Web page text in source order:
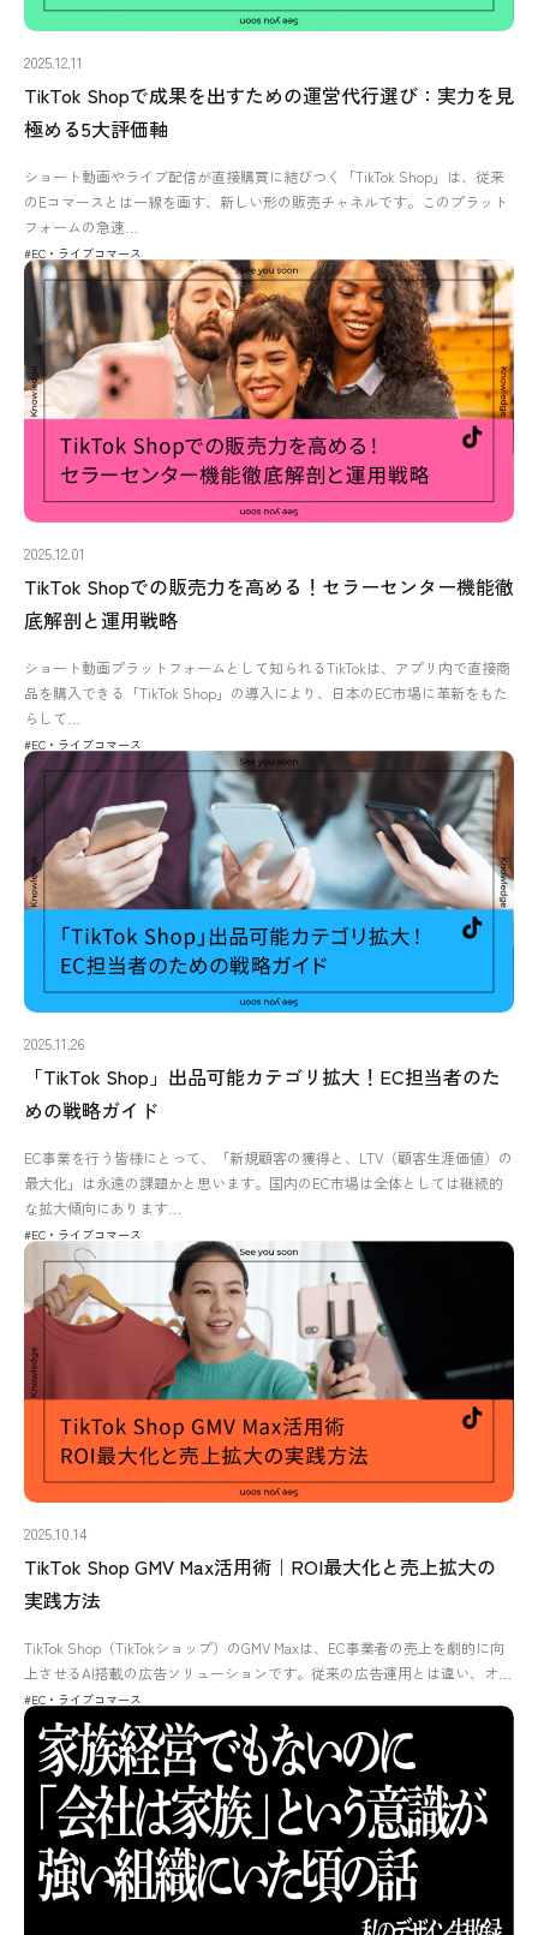
2025.12.11
TikTok Shopで成果を出すための運営代行選び：実力を見
極める5大評価軸
ショート動画やライブ配信が直接購買に結びつく「TikTok Shop」は、従来
のEコマースとは一線を画す、新しい形の販売チャネルです。このプラット
フォームの急速…
#EC・ライブコマース
2025.12.01
TikTok Shopでの販売力を高める！セラーセンター機能徹
底解剖と運用戦略
ショート動画プラットフォームとして知られるTikTokは、アプリ内で直接商
品を購入できる「TikTok Shop」の導入により、日本のEC市場に革新をもた
らして…
#EC・ライブコマース
2025.11.26
「TikTok Shop」出品可能カテゴリ拡大！EC担当者のた
めの戦略ガイド
EC事業を行う皆様にとって、「新規顧客の獲得と、LTV（顧客生涯価値）の
最大化」は永遠の課題かと思います。国内のEC市場は全体としては継続的
な拡大傾向にあります…
#EC・ライブコマース
2025.10.14
TikTok Shop GMV Max活用術｜ROI最大化と売上拡大の
実践方法
TikTok Shop（TikTokショップ）のGMV Maxは、EC事業者の売上を劇的に向
上させるAI搭載の広告ソリューションです。従来の広告運用とは違い、オ…
#EC・ライブコマース